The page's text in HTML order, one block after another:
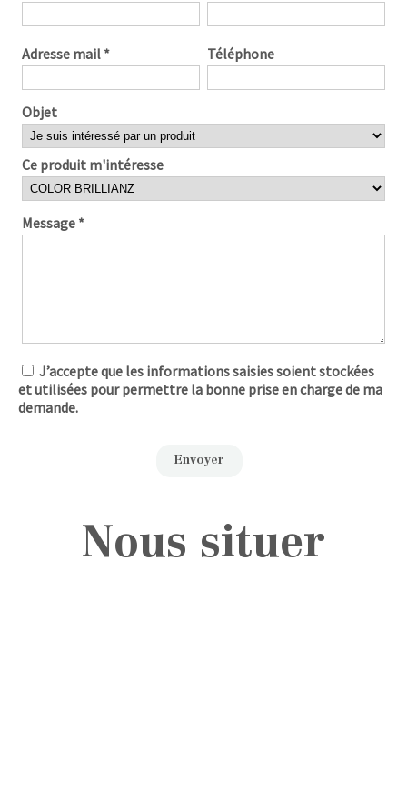
Adresse mail * Téléphone
Objet
Ce produit m'intéresse
Message *
J’accepte que les informations saisies soient stockées
et utilisées pour permettre la bonne prise en charge de ma
demande.
Nous situer